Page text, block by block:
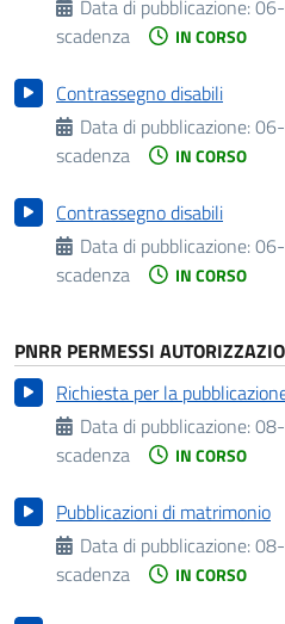
Data di pubblicazione:
scadenza
IN CORSO
Contrassegno disabili
Data di pubblicazione:
scadenza
IN CORSO
Contrassegno disabili
Data di pubblicazione:
scadenza
IN CORSO
PNRR PERMESSI
Richiesta per la
Data di pubblicazione:
scadenza
IN CORSO
Pubblicazioni di matrimonio
Data di pubblicazione:
scadenza
IN CORSO